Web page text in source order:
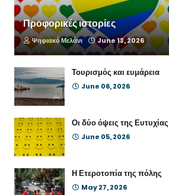
Προφορικές ιστορίες
Ψηφιακό Μελάνι June 13, 2026
Τουρισμός και ευμάρεια
June 06, 2026
Οι δύο όψεις της Ευτυχίας
June 05, 2026
Η Ετεροτοπία της πόλης
May 27, 2026